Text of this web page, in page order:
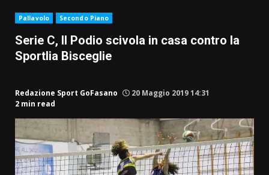
Pallavolo Secondo Piano
Serie C, Il Podio scivola in casa contro la
Sportlia Bisceglie
Redazione Sport GoFasano
20 Maggio 2019 14:31
2 min read